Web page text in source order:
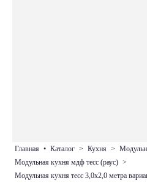
главная • каталог > кухня >
модульная кухня мдф тесс (раус) >
модульная кухня тесс 3,0х2,0 метра